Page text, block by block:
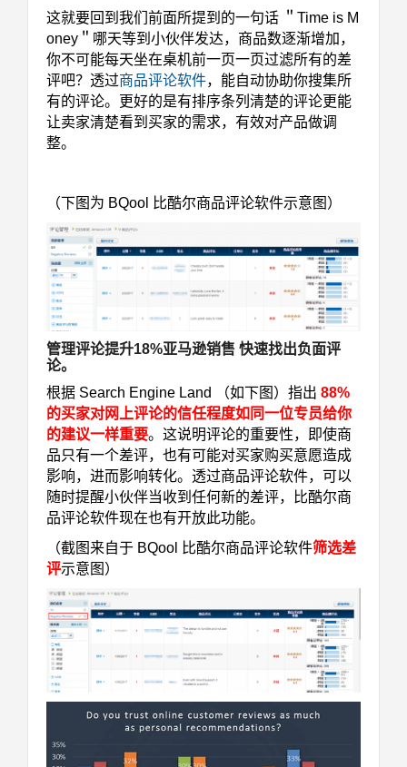
这就要回到我们前面所提到的一句话 ＂Time is M
oney＂哪天等到小伙伴发达，商品数逐渐增加，
你不可能每天坐在桌机前一页一页过滤所有的差
评吧？透过商品评论软件，能自动协助你搜集所
有的评论。更好的是有排序条列清楚的评论更能
让卖家清楚看到买家的需求，有效对产品做调
整。
（下图为 BQool 比酷尔商品评论软件示意图）
管理评论提升18%亚马逊销售 快速找出负面评
论。
根据 Search Engine Land （如下图）指出 88%
的买家对网上评论的信任程度如同一位专员给你
的建议一样重要。这说明评论的重要性，即使商
品只有一个差评，也有可能对买家购买意愿造成
影响，进而影响转化。透过商品评论软件，可以
随时提醒小伙伴当收到任何新的差评，比酷尔商
品评论软件现在也有开放此功能。
（截图来自于 BQool 比酷尔商品评论软件筛选差
评示意图）